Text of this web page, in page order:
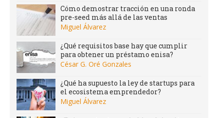
Cómo demostrar tracción en una ronda
pre-seed más allá de las ventas
Miguel Álvarez
¿Qué requisitos base hay que cumplir
para obtener un préstamo enisa?
César G. Oré Gonzales
¿Qué ha supuesto la ley de startups para
el ecosistema emprendedor?
Miguel Álvarez